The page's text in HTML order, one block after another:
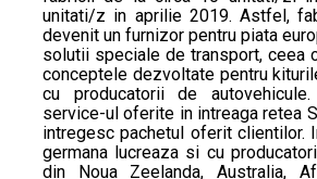
unitati/z in aprilie 2019. Astfel,
devenit un furnizor pentru piata
solutii speciale de transport, ceea
conceptele dezvoltate pentru
cu producatorii de
service-ul oferite in intreaga retea
intregesc pachetul oferit clientilor.
germana lucreaza si cu
din Noua Zeelanda, Australia,